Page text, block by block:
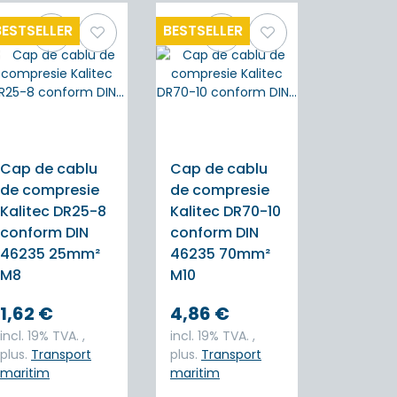
Cap de cablu
de compresie
Kalitec DR25-8
conform DIN
46235 25mm²
M8
1,62 €
incl. 19% TVA. ,
plus. Transport
maritim
BESTSELLER
Cap de cablu
de compresie
Kalitec DR70-10
conform DIN
46235 70mm²
M10
4,86 €
incl. 19% TVA. ,
plus. Transport
maritim